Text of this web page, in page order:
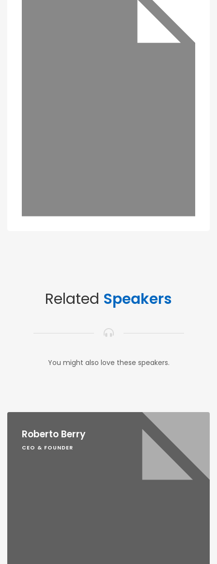
Related Speakers
You might also love these speakers.
Roberto Berry
CEO & FOUNDER